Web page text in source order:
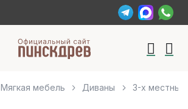
Мягкая мебель Диваны 3-х